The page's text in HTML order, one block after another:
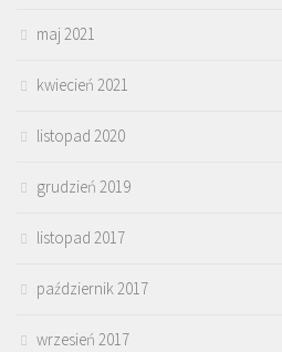
maj 2021
kwiecień 2021
listopad 2020
grudzień 2019
listopad 2017
październik 2017
wrzesień 2017